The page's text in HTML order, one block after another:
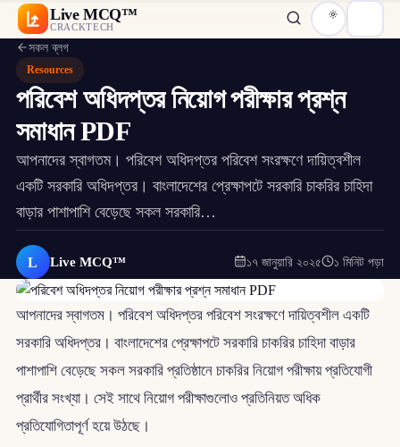
Live MCQ™
CRACKTECH
সকল ব্লগ
Resources
পরিবেশ অধিদপ্তর নিয়োগ পরীক্ষার প্রশ্ন
সমাধান PDF
আপনাদের স্বাগতম। পরিবেশ অধিদপ্তর পরিবেশ সংরক্ষণে দায়িত্বশীল
একটি সরকারি অধিদপ্তর। বাংলাদেশের প্রেক্ষাপটে সরকারি চাকরির চাহিদা
বাড়ার পাশাপাশি বেড়েছে সকল সরকারি…
L Live MCQ™ ১৭ জানুয়ারি ২০২৫ ১ মিনিট পড়া
আপনাদের স্বাগতম। পরিবেশ অধিদপ্তর পরিবেশ সংরক্ষণে দায়িত্বশীল একটি
সরকারি অধিদপ্তর। বাংলাদেশের প্রেক্ষাপটে সরকারি চাকরির চাহিদা বাড়ার
পাশাপাশি বেড়েছে সকল সরকারি প্রতিষ্ঠানে চাকরির নিয়োগ পরীক্ষায় প্রতিযোগী
প্রার্থীর সংখ্যা। সেই সাথে নিয়োগ পরীক্ষাগুলোও প্রতিনিয়ত অধিক
প্রতিযোগিতাপূর্ণ হয়ে উঠছে।